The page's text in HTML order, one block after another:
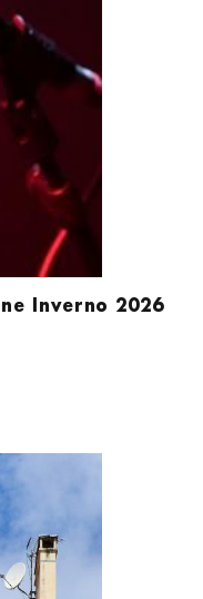
Inverno 2026